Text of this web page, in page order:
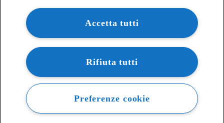
Contatti e recapiti
my.zanichelli.it
Filiali e agenzie
Acquisti: informazioni precontrattuali
Area stampa
Privacy
Accetta tutti
Rifiuta tutti
Preferenze cookie